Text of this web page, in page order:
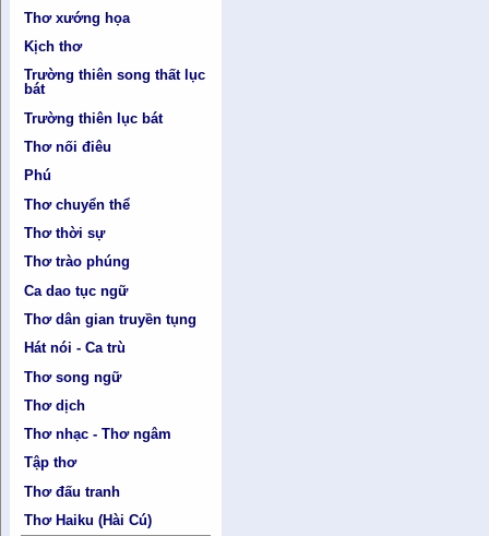
Thơ xướng họa
Kịch thơ
Trường thiên song thất lục
bát
Trường thiên lục bát
Thơ nối điêu
Phú
Thơ chuyển thể
Thơ thời sự
Thơ trào phúng
Ca dao tục ngữ
Thơ dân gian truyền tụng
Hát nói - Ca trù
Thơ song ngữ
Thơ dịch
Thơ nhạc - Thơ ngâm
Tập thơ
Thơ đấu tranh
Thơ Haiku (Hài Cú)